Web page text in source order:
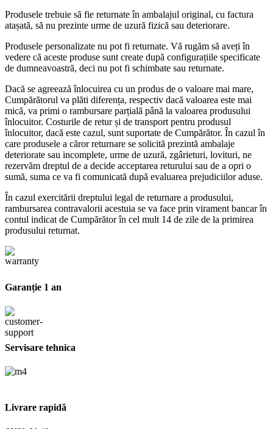
Produsele trebuie să fie returnate în ambalajul original, cu factura
atașată, să nu prezinte urme de uzură fizică sau deteriorare.
Produsele personalizate nu pot fi returnate. Vă rugăm să aveți în
vedere că aceste produse sunt create după configurațiile specificate
de dumneavoastră, deci nu pot fi schimbate sau returnate.
Dacă se agreează înlocuirea cu un produs de o valoare mai mare,
Cumpărătorul va plăti diferența, respectiv dacă valoarea este mai
mică, va primi o rambursare parțială până la valoarea produsului
înlocuitor. Costurile de retur și de transport pentru produsul
înlocuitor, dacă este cazul, sunt suportate de Cumpărător. În cazul în
care produsele a căror returnare se solicită prezintă ambalaje
deteriorate sau incomplete, urme de uzură, zgârieturi, lovituri, ne
rezervăm dreptul de a decide acceptarea returului sau de a opri o
sumă, suma ce va fi comunicată după evaluarea prejudiciilor aduse.
În cazul exercitării dreptului legal de returnare a produsului,
rambursarea contravalorii acestuia se va face prin virament bancar în
contul indicat de Cumpărător în cel mult 14 de zile de la primirea
produsului returnat.
Garanție 1 an
Servisare tehnica
Livrare rapidă